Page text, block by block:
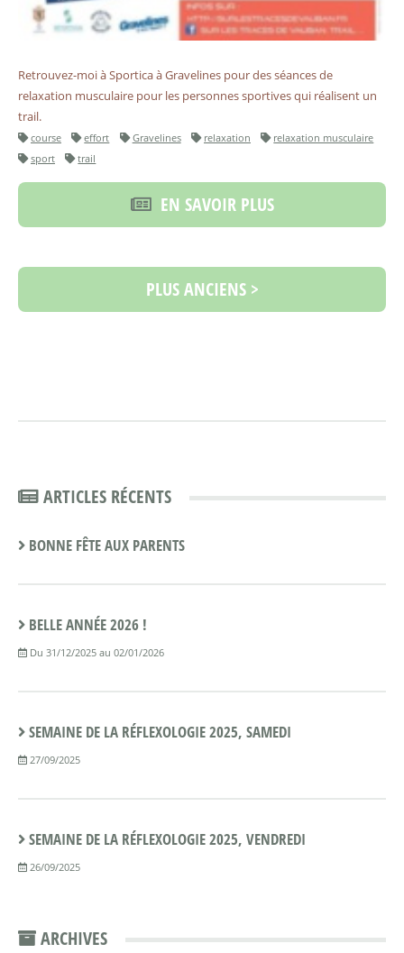
Retrouvez-moi à Sportica à Gravelines pour des séances de
relaxation musculaire pour les personnes sportives qui réalisent un
trail.
course effort Gravelines relaxation
relaxation musculaire
sport
trail
EN SAVOIR PLUS
PLUS ANCIENS >
ARTICLES RÉCENTS
BONNE FÊTE AUX PARENTS
BELLE ANNÉE 2026 !
Du 31/12/2025 au 02/01/2026
SEMAINE DE LA RÉFLEXOLOGIE 2025, SAMEDI
27/09/2025
SEMAINE DE LA RÉFLEXOLOGIE 2025, VENDREDI
26/09/2025
ARCHIVES